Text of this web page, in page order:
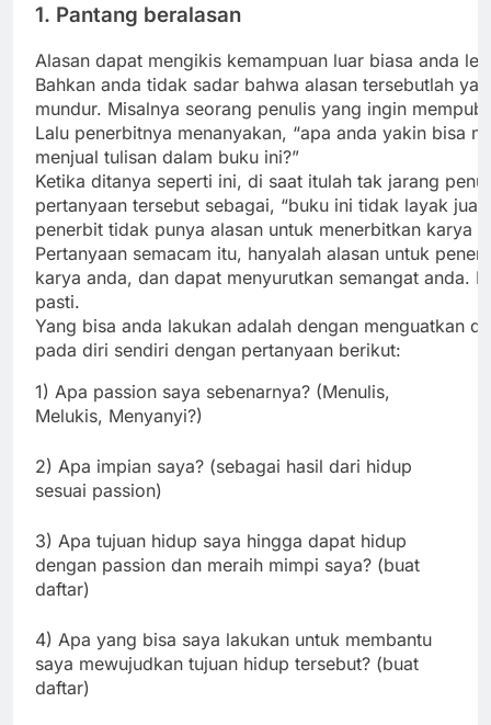
1. Pantang beralasan
Alasan dapat mengikis kemampuan luar biasa anda
Bahkan anda tidak sadar bahwa alasan tersebutlah
mundur. Misalnya seorang penulis yang ingin
Lalu penerbitnya menanyakan, “apa anda yakin bisa
menjual tulisan dalam buku ini?”
Ketika ditanya seperti ini, di saat itulah tak jarang
pertanyaan tersebut sebagai, “buku ini tidak layak
penerbit tidak punya alasan untuk menerbitkan karya
Pertanyaan semacam itu, hanyalah alasan untuk
karya anda, dan dapat menyurutkan semangat anda.
pasti.
Yang bisa anda lakukan adalah dengan menguatkan
pada diri sendiri dengan pertanyaan berikut:
1) Apa passion saya sebenarnya? (Menulis,
Melukis, Menyanyi?)
2) Apa impian saya? (sebagai hasil dari hidup
sesuai passion)
3) Apa tujuan hidup saya hingga dapat hidup
dengan passion dan meraih mimpi saya? (buat
daftar)
4) Apa yang bisa saya lakukan untuk membantu
saya mewujudkan tujuan hidup tersebut? (buat
daftar)